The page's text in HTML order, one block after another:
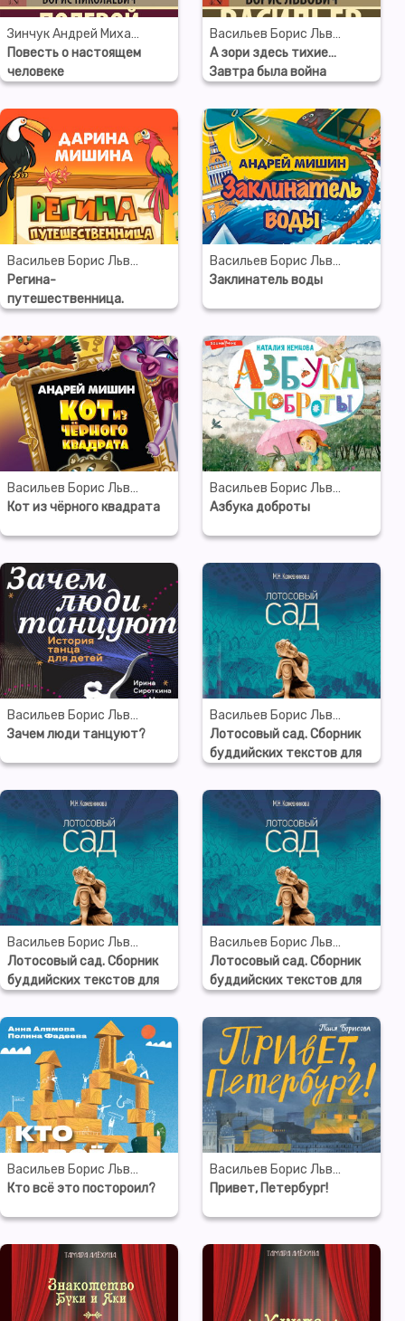
Зинчук Андрей Михайлович
Повесть о настоящем
человеке
Васильев Борис Львович
А зори здесь тихие…
Завтра была война
Васильев Борис Львович
Регина-
путешественница.
Приключения в Африке
Васильев Борис Львович
Заклинатель воды
Васильев Борис Львович
Кот из чёрного квадрата
Васильев Борис Львович
Азбука доброты
Васильев Борис Львович
Зачем люди танцуют?
Васильев Борис Львович
Лотосовый сад. Сборник
буддийских текстов для
семейного чтения. Часть
1. БУДДА
Васильев Борис Львович
Лотосовый сад. Сборник
буддийских текстов для
семейного чтения. Часть
2. ДХАРМА
Васильев Борис Львович
Лотосовый сад. Сборник
буддийских текстов для
семейного чтения. Часть
3. САНГХА
Васильев Борис Львович
Кто всё это постороил?
Васильев Борис Львович
Привет, Петербург!